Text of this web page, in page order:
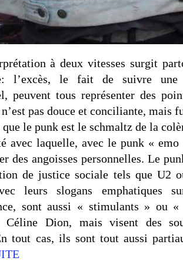
à deux vitesses surgit
l’excès, le fait de suivre
peuvent tous représenter des
pas douce et conciliante, mais
le punk est le schmaltz de la
avec laquelle, avec le punk « emo
des angoisses personnelles. Le
de justice sociale tels que U2
leurs slogans emphatiques
sont aussi « stimulants » ou
Céline Dion, mais visent des
tout cas, ils sont tout aussi